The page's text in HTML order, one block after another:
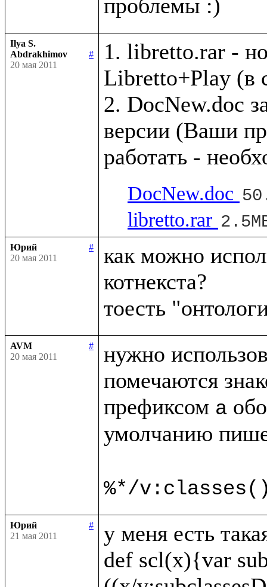
Ilya S.
Abdrakhimov
#
20 мая 2011
1. libretto.rar -
Libretto+Play (в
2. DocNew.doc
версии (Ваши
DocNew.doc
libretto.rar
Юрий
#
20 мая 2011
как можно
котнекста?
AVM
#
20 мая 2011
нужно
помечаются
префиксом a
умолчанию
%*/
Юрий
#
21 мая 2011
у меня есть
def scl(x){var